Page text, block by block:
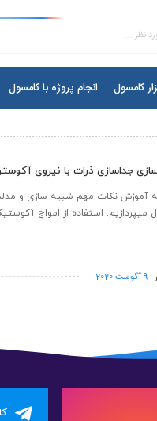
کامسول انجام پروژه با کامسول
جداسازی ذرات با نیروی
آموزش نکات مهم شبیه سازی و
میپردازیم. استفاده از امواج
9 آگوست 2020